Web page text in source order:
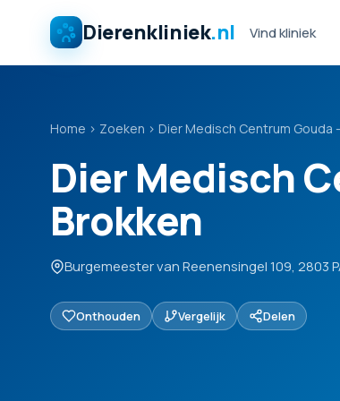
Dierenkliniek.nl Vind kliniek
Home › Zoeken › Dier Medisch Centrum Gouda
Dier Medisch
Brokken
Burgemeester van Reenensingel 109, 2803
Onthouden Vergelijk Delen